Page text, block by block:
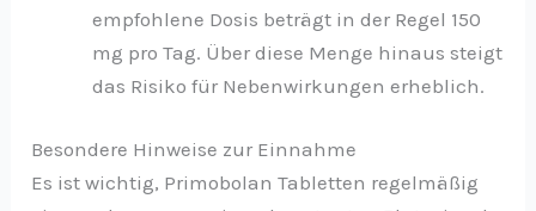
empfohlene Dosis beträgt in der Regel 150
mg pro Tag. Über diese Menge hinaus steigt
das Risiko für Nebenwirkungen erheblich.
Besondere Hinweise zur Einnahme
Es ist wichtig, Primobolan Tabletten regelmäßig